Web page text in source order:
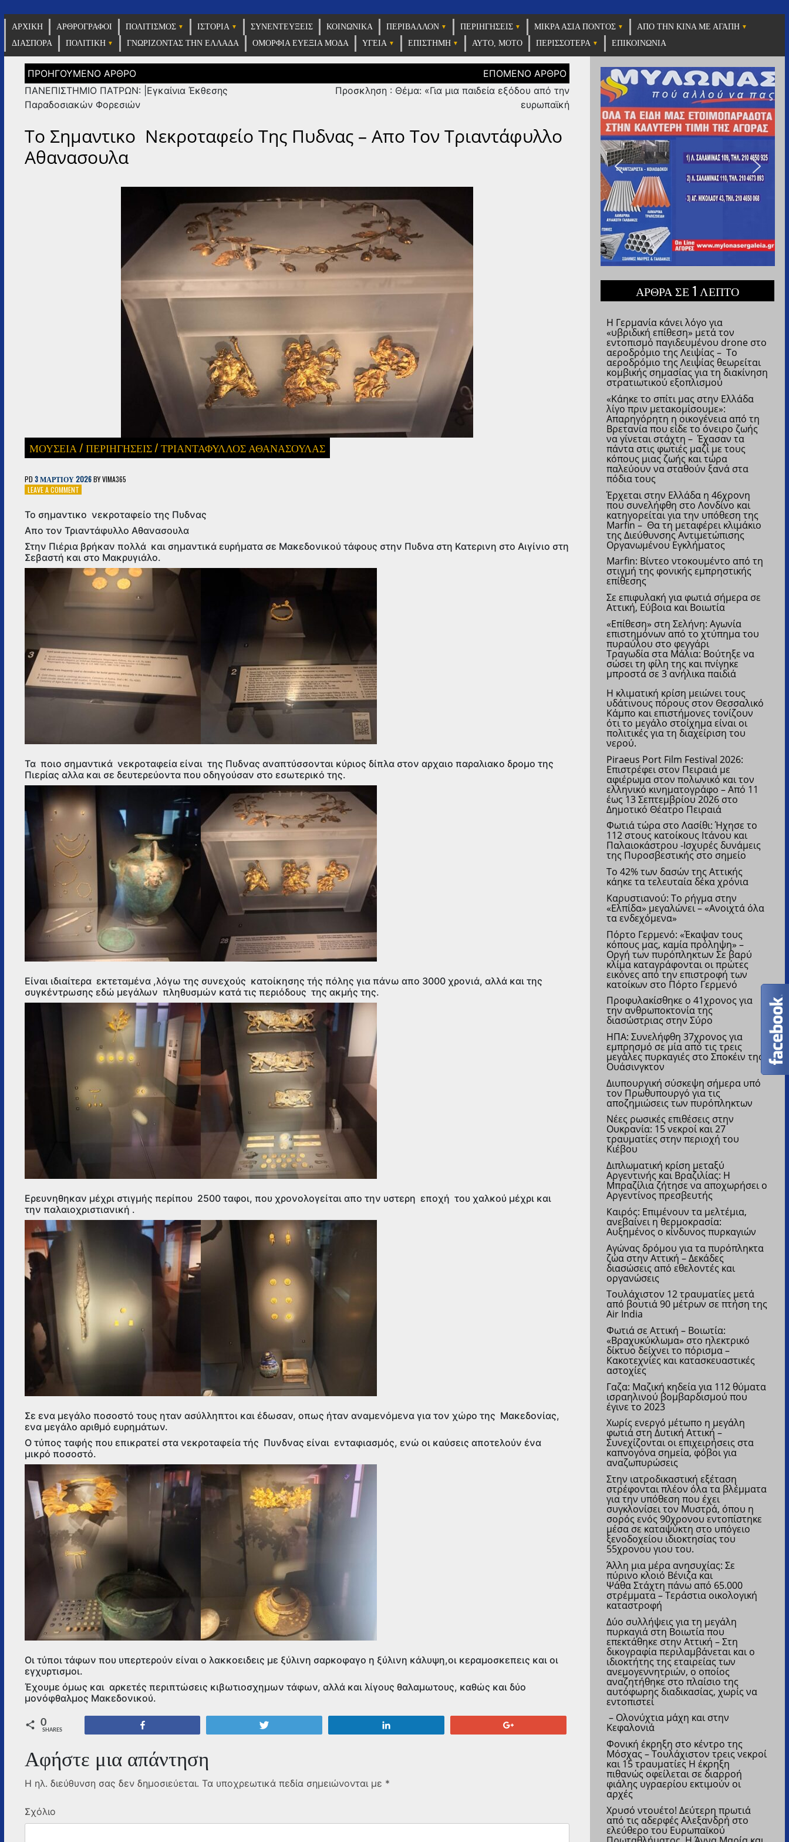
vima365
Η εφημερίδα σας press
ΑΡΧΙΚΗ ΑΡΘΡΟΓΡΑΦΟΙ ΠΟΛΙΤΙΣΜΟΣ ΙΣΤΟΡΙΑ ΣΥΝΕΝΤΕΎΞΕΙΣ ΚΟΙΝΩΝΙΚΑ ΠΕΡΙΒΑΛΛΟΝ ΠΕΡΙΗΓΗΣΕΙΣ ΜΙΚΡΑ ΑΣΙΑ ΠΟΝΤΟΣ
ΑΠΟ ΤΗΝ ΚΙΝΑ ΜΕ ΑΓΑΠΗ
ΔΙΑΣΠΟΡΑ
ΠΟΛΙΤΙΚΗ ΓΝΩΡΙΖΟΝΤΑΣ ΤΗΝ ΕΛΛΑΔΑ ΟΜΟΡΦΙΑ ΕΥΕΞΙΑ ΜΟΔΑ ΥΓΕΙΑ ΕΠΙΣΤΗΜΗ ΑΥΤΟ, ΜΟΤΟ ΠΕΡΙΣΣΟΤΕΡΑ ΕΠΙΚΟΙΝΩΝΙΑ
Πλοήγηση
άρθρων
ΠΑΝΕΠΙΣΤΗΜΙΟ ΠΑΤΡΩΝ: |Εγκαίνια Έκθεσης
Παραδοσιακών Φορεσιών
Προσκληση : Θέμα: «Για μια παιδεία εξόδου από την
ευρωπαϊκή
Το Σημαντικο Νεκροταφείο Της Πυδνας – Απο Τον Τριαντάφυλλο
Αθανασουλα
ΜΟΥΣΕΊΑ /ΠΕΡΙΗΓΗΣΕΙΣ/ΤΡΙΑΝΤΑΦΥΛΛΟΣ ΑΘΑΝΑΣΟΥΛΑΣ
PD 3 ΜΑΡΤΊΟΥ 2026BYVIMA365
LEAVE A COMMENTON
ΝΕΚΡΟΤΑΦΕΊΟ
ΤΗΣ
ΠΥΔΝΑΣ
–
ΑΠΟ
ΤΟΝ
ΤΡΙΑΝΤΆΦΥΛΛΟ
ΑΘΑΝΑΣΟΥΛΑ
Το σημαντικο νεκροταφείο της Πυδνας
Απο τον Τριαντάφυλλο Αθανασουλα
Στην Πιέρια βρήκαν πολλά και σημαντικά ευρήματα σε Μακεδονικού τάφους στην Πυδνα στη Κατερινη στο Αιγίνιο στη
Σεβαστή και στο Μακρυγιάλο.
Τα ποιο σημαντικά νεκροταφεία είναι της Πυδνας αναπτύσσονται κύριος δίπλα στον αρχαιο παραλιακο δρομο της
Πιερίας αλλα και σε δευτερεύοντα που οδηγούσαν στο εσωτερικό της.
Είναι ιδιαίτερα εκτεταμένα ,λόγω της συνεχούς κατοίκησης τής πόλης για πάνω απο 3000 χρονιά, αλλά και της
συγκέντρωσης εδώ μεγάλων πληθυσμών κατά τις περιόδους της ακμής της.
Ερευνηθηκαν μέχρι στιγμής περίπου 2500 ταφοι, που χρονολογείται απο την υστερη εποχή του χαλκού μέχρι και
την παλαιοχριστιανική .
Σε ενα μεγάλο ποσοστό τους ηταν ασύλληπτοι και έδωσαν, οπως ήταν αναμενόμενα για τον χώρο της Μακεδονίας,
ενα μεγάλο αριθμό ευρημάτων.
Ο τύπος ταφής που επικρατεί στα νεκροταφεία τής Πυνδνας είναι ενταφιασμός, ενώ οι καύσεις αποτελούν ένα
μικρό ποσοστό.
Οι τύποι τάφων που υπερτερούν είναι ο λακκοειδεις με ξύλινη σαρκοφαγο η ξύλινη κάλυψη,οι κεραμοσκεπεις και οι
εγχυρτισμοι.
Έχουμε όμως και αρκετές περιπτώσεις κιβωτιοσχημων τάφων, αλλά και λίγους θαλαμωτους, καθώς και δύο
μονόφθαλμος Μακεδονικού.
0
SHARES
Αφήστε μια απάντηση
Η ηλ. διεύθυνση σας δεν δημοσιεύεται. Τα υποχρεωτικά πεδία σημειώνονται με *
Σχόλιο
ΑΡΘΡΑ ΣΕ 1 ΛΕΠΤΟ
Η Γερμανία κάνει λόγο για
«υβριδική επίθεση» μετά τον
εντοπισμό παγιδευμένου drone στο
αεροδρόμιο της Λειψίας – Το
αεροδρόμιο της Λειψίας θεωρείται
κομβικής σημασίας για τη διακίνηση
στρατιωτικού εξοπλισμού
«Κάηκε το σπίτι μας στην Ελλάδα
λίγο πριν μετακομίσουμε»:
Απαρηγόρητη η οικογένεια από τη
Βρετανία που είδε το όνειρο ζωής
να γίνεται στάχτη – Έχασαν τα
πάντα στις φωτιές μαζί με τους
κόπους μιας ζωής και τώρα
παλεύουν να σταθούν ξανά στα
πόδια τους
Έρχεται στην Ελλάδα η 46χρονη
που συνελήφθη στο Λονδίνο και
κατηγορείται για την υπόθεση της
Marfin – Θα τη μεταφέρει κλιμάκιο
της Διεύθυνσης Αντιμετώπισης
Οργανωμένου Εγκλήματος
Marfin: Βίντεο ντοκουμέντο από τη
στιγμή της φονικής εμπρηστικής
επίθεσης
Σε επιφυλακή για φωτιά σήμερα σε
Αττική, Εύβοια και Βοιωτία
«Επίθεση» στη Σελήνη: Αγωνία
επιστημόνων από το χτύπημα του
πυραύλου στο φεγγάρι
Τραγωδία στα Μάλια: Βούτηξε να
σώσει τη φίλη της και πνίγηκε
μπροστά σε 3 ανήλικα παιδιά
Η κλιματική κρίση μειώνει τους
υδάτινους πόρους στον Θεσσαλικό
Κάμπο και επιστήμονες τονίζουν
ότι το μεγάλο στοίχημα είναι οι
πολιτικές για τη διαχείριση του
νερού.
Piraeus Port Film Festival 2026:
Επιστρέφει στον Πειραιά με
αφιέρωμα στον πολωνικό και τον
ελληνικό κινηματογράφο –Από 11
έως 13 Σεπτεμβρίου 2026 στο
Δημοτικό Θέατρο Πειραιά
Φωτιά τώρα στο Λασίθι: Ήχησε το
112 στους κατοίκους Ιτάνου και
Παλαιοκάστρου -Ισχυρές δυνάμεις
της Πυροσβεστικής στο σημείο
Το 42% των δασών της Αττικής
κάηκε τα τελευταία δέκα χρόνια
Καρυστιανού: Το ρήγμα στην
«Ελπίδα» μεγαλώνει – «Ανοιχτά όλα
τα ενδεχόμενα»
Πόρτο Γερμενό: «Έκαψαν τους
κόπους μας, καμία πρόληψη» –
Οργή των πυρόπληκτων Σε βαρύ
κλίμα καταγράφονται οι πρώτες
εικόνες από την επιστροφή των
κατοίκων στο Πόρτο Γερμενό
Προφυλακίσθηκε ο 41χρονος για
την ανθρωποκτονία της
διασώστριας στην Σύρο
ΗΠΑ: Συνελήφθη 37χρονος για
εμπρησμό σε μία από τις τρεις
μεγάλες πυρκαγιές στο Σποκέιν της
Ουάσινγκτον
Διυπουργική σύσκεψη σήμερα υπό
τον Πρωθυπουργό για τις
αποζημιώσεις των πυρόπληκτων
Νέες ρωσικές επιθέσεις στην
Ουκρανία: 15 νεκροί και 27
τραυματίες στην περιοχή του
Κιέβου
Διπλωματική κρίση μεταξύ
Αργεντινής και Βραζιλίας: Η
Μπραζίλια ζήτησε να αποχωρήσει ο
Αργεντίνος πρεσβευτής
Kαιρός: Επιμένουν τα μελτέμια,
ανεβαίνει η θερμοκρασία:
Αυξημένος ο κίνδυνος πυρκαγιών
Αγώνας δρόμου για τα πυρόπληκτα
ζώα στην Αττική – Δεκάδες
διασώσεις από εθελοντές και
οργανώσεις
Τουλάχιστον 12 τραυματίες μετά
από βουτιά 90 μέτρων σε πτήση της
Air India
Φωτιά σε Αττική – Βοιωτία:
«Βραχυκύκλωμα» στο ηλεκτρικό
δίκτυο δείχνει το πόρισμα –
Κακοτεχνίες και κατασκευαστικές
αστοχίες
Γαζα: Μαζική κηδεία για 112 θύματα
ισραηλινού βομβαρδισμού που
έγινε το 2023
Χωρίς ενεργό μέτωπο η μεγάλη
φωτιά στη Δυτική Αττική –
Συνεχίζονται οι επιχειρήσεις στα
καπνογόνα σημεία, φόβοι για
αναζωπυρώσεις
Στην ιατροδικαστική εξέταση
στρέφονται πλέον όλα τα βλέμματα
για την υπόθεση που έχει
συγκλονίσει τον Μυστρά, όπου η
σορός ενός 90χρονου εντοπίστηκε
μέσα σε καταψύκτη στο υπόγειο
ξενοδοχείου ιδιοκτησίας του
55χρονου γιου του.
Άλλη μια μέρα ανησυχίας: Σε
πύρινο κλοιό Βένιζα και
Ψάθα Στάχτη πάνω από 65.000
στρέμματα – Τεράστια οικολογική
καταστροφή
Δύο συλλήψεις για τη μεγάλη
πυρκαγιά στη Βοιωτία που
επεκτάθηκε στην Αττική – Στη
δικογραφία περιλαμβάνεται και ο
ιδιοκτήτης της εταιρείας των
ανεμογεννητριών, ο οποίος
αναζητήθηκε στο πλαίσιο της
αυτόφωρης διαδικασίας, χωρίς να
εντοπιστεί
– Ολονύχτια μάχη και στην
Κεφαλονιά
Φονική έκρηξη στο κέντρο της
Μόσχας – Τουλάχιστον τρεις νεκροί
και 15 τραυματίες Η έκρηξη
πιθανώς οφείλεται σε διαρροή
φιάλης υγραερίου εκτιμούν οι
αρχές
Χρυσό ντουέτο! Δεύτερη πρωτιά
από τις αδερφές Αλεξανδρή στο
ελεύθερο του Ευρωπαϊκού